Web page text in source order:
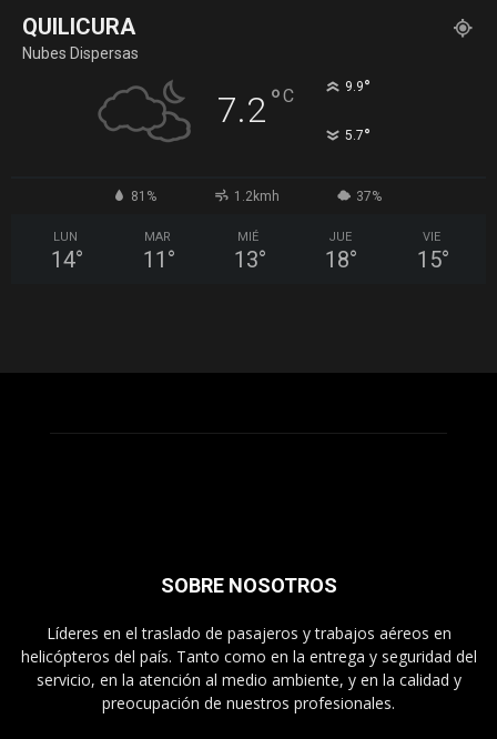
QUILICURA
Nubes Dispersas
7.2°C 9.9°
5.7°
81% 1.2kmh 37%
LUN
14°
MAR
11 °
MIÉ
13°
JUE
18°
VIE
15°
SOBRE NOSOTROS
Líderes en el traslado de pasajeros y trabajos aéreos en
helicópteros del país. Tanto como en la entrega y seguridad del
servicio, en la atención al medio ambiente, y en la calidad y
preocupación de nuestros profesionales.